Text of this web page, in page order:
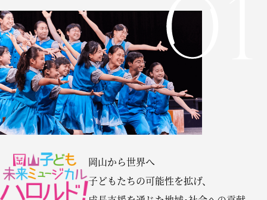
岡山から世界へ
子どもたちの可能性を拡げ、